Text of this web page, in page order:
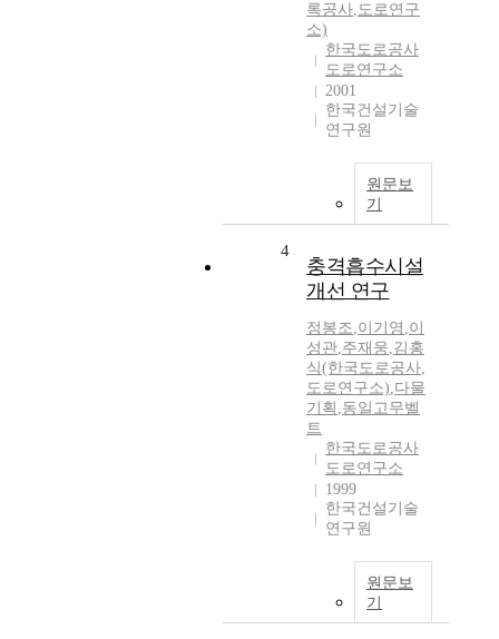
록공사,도로연구
소)
한국도로공사
도로연구소
2001
한국건설기술
연구원
원문보
기
4
충격흡수시설
개선 연구
정봉조,이기영 ,이
성관,주재웅,김홍
식(한국도로공사,
도로연구소),다물
기획 ,동일고무벨
트
한국도로공사
도로연구소
1999
한국건설기술
연구원
원문보
기